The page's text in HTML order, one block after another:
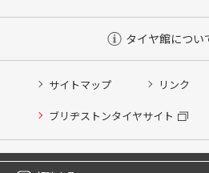
タイヤ館につい
サイトマップ リンク
ブリヂストンタイヤサイト
・安全点検/タイヤ履き替え/オイル交換/そ
約会員専用タイヤ履き替え※タイヤ履き替
履き替え順番待ち予約 ※クローク契約会